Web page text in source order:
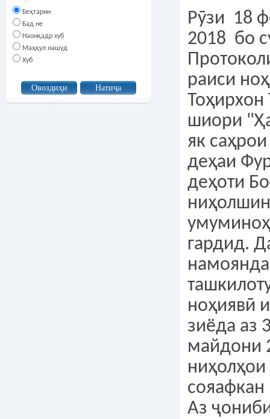
Беҳтарин
Бад не
Наонқадр хуб
Маҳқул нашуд
Хуб
Рӯзи 18
2018 бо
раиси
Тоҳирхон
шиори
як
деҳаи
деҳоти
гардид.
ноҳиявӣ
зиёда аз
майдони
Аз